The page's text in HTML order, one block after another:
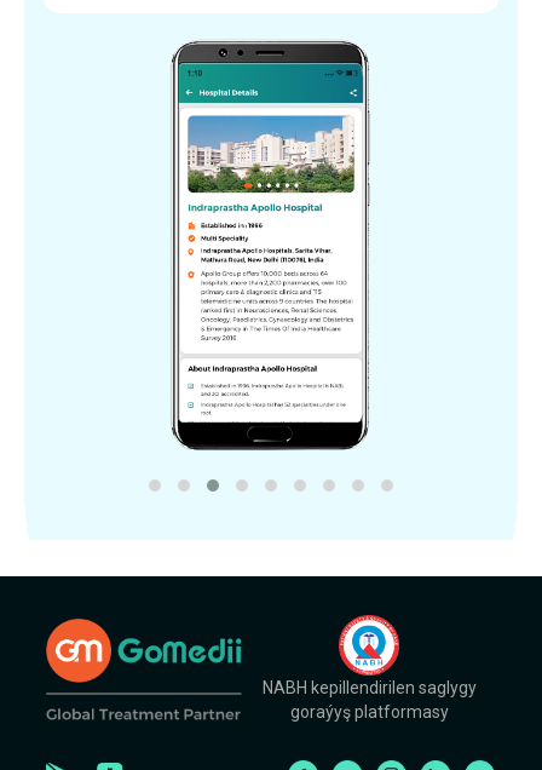
NABH kepillendirilen saglygy
goraýyş platformasy